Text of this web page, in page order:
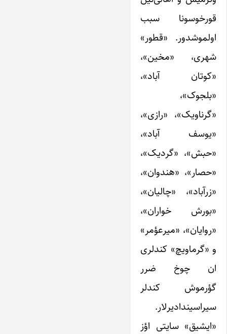
قورخوسونا سبب
اولموشدور. «قطور»
شهری، «مخین»،
«کوتان آباد»،
«بلجوک»،
«گرناویک»، «رازی»،
«یوسف آباد»،
«حبش»، «گردیک»،
«حصار»، «هندوان»،
«زرآباد»، «چالیان»،
«بورش خواران»،
«روایان»، «میرعؤمر»
و «گرماویچ» کندلری
ان چوخ ضرر
گؤرموش کندلر
سیراسیندادیرلار.
«ایشیق» سایتی اؤز